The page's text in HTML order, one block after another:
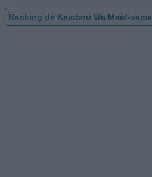
Ranking de Kaichou Wa Maid-sama